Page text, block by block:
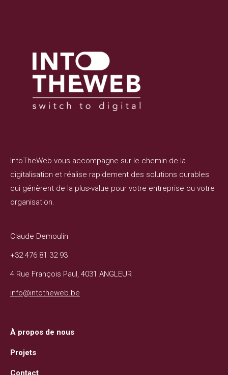
IntoTheWeb vous accompagne sur le chemin de la
digitalisation et réalise rapidement des solutions durables
qui génèrent de la plus-value pour votre entreprise ou votre
organisation.
Claude Demoulin
+32 476 81 32 93
4 Rue François Paul, 4031 ANGLEUR
info@intotheweb.be
À propos de nous
Projets
Contact